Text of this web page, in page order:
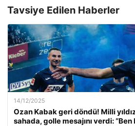
Tavsiye Edilen Haberler
14/12/2025
Ozan Kabak geri döndü! Milli
sahada, golle mesajını verdi: “Ben